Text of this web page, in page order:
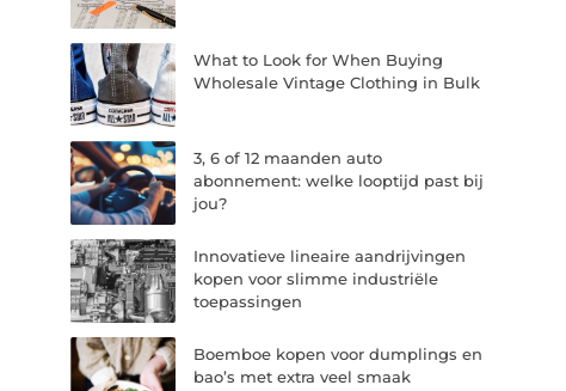
What to Look for When Buying
Wholesale Vintage Clothing in Bulk
3, 6 of 12 maanden auto
abonnement: welke looptijd past bij
jou?
Innovatieve lineaire aandrijvingen
kopen voor slimme industriële
toepassingen
Boemboe kopen voor dumplings en
bao’s met extra veel smaak